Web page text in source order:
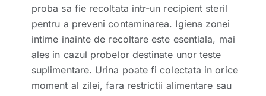
proba sa fie recoltata intr-un recipient steril
pentru a preveni contaminarea. Igiena zonei
intime inainte de recoltare este esentiala, mai
ales in cazul probelor destinate unor teste
suplimentare. Urina poate fi colectata in orice
moment al zilei, fara restrictii alimentare sau